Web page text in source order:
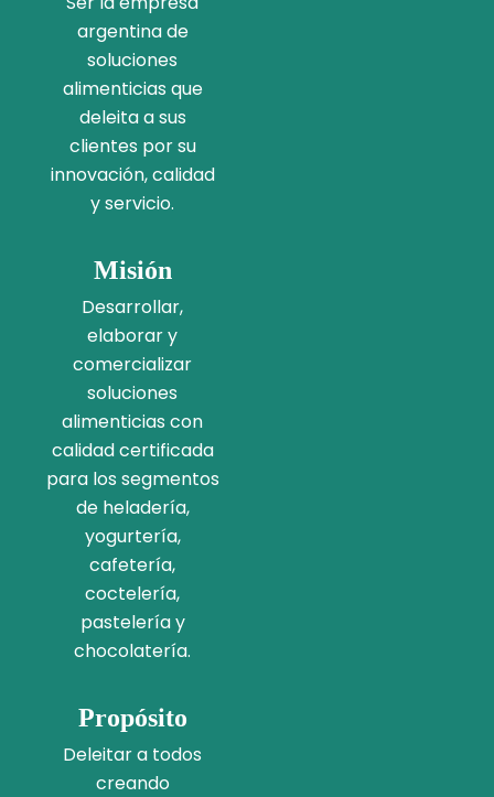
argentina de
soluciones
alimenticias que
deleita a sus
clientes por su
innovación, calidad
y servicio.
Misión
Desarrollar,
elaborar y
comercializar
soluciones
alimenticias con
calidad certificada
para los segmentos
de heladería,
yogurtería,
cafetería,
coctelería,
pastelería y
chocolatería.
Propósito
Deleitar a todos
creando